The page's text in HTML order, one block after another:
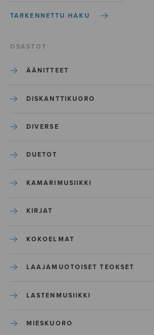
TARKENNETTU HAKU
OSASTOT
ÄÄNITTEET
DISKANTTIKUORO
DIVERSE
DUETOT
KAMARIMUSIIKKI
KIRJAT
KOKOELMAT
LAAJAMUOTOISET TEOKSET
LASTENMUSIIKKI
MIESKUORO